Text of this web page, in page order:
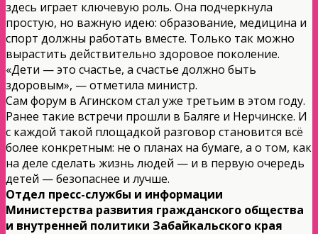
здесь играет ключевую роль. Она подчеркнула
простую, но важную идею: образование, медицина и
спорт должны работать вместе. Только так можно
вырастить действительно здоровое поколение.
«Дети — это счастье, а счастье должно быть
здоровым», — отметила министр.
Сам форум в Агинском стал уже третьим в этом году.
Ранее такие встречи прошли в Баляге и Нерчинске. И
с каждой такой площадкой разговор становится всё
более конкретным: не о планах на бумаге, а о том, как
на деле сделать жизнь людей — и в первую очередь
детей — безопаснее и лучше.
Отдел пресс-службы и информации
Министерства развития гражданского общества
и внутренней политики Забайкальского края